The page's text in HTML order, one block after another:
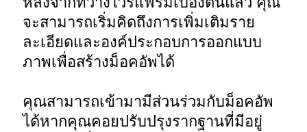
จะสามารถเริ่มคิดถึงการเพิ่มเติมราย
ละเอียดและองค์ประกอบการออกแบบ
ภาพเพื่อสร้างม็อคอัพได้
คุณสามารถเข้ามามีส่วนร่วมกับม็อคอัพ
ได้หากคุณคอยปรับปรุงรากฐานที่มีอยู่